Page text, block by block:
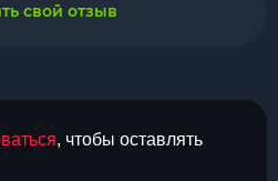
, чтобы оставлять
свой отзыв